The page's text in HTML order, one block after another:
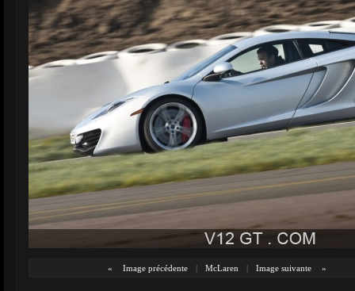
« Image précédente | McLaren | Image suivante »